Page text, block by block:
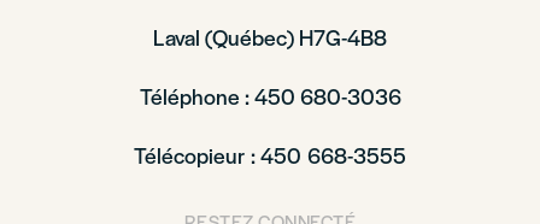
Laval (Québec) H7G-4B8
Téléphone : 450 680-3036
Télécopieur : 450 668-3555